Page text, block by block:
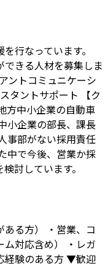
行なっています。
きる人材を募集しま
ントコミュニケーシ
タントサポート 【ク
方中小企業の自動車
小企業の部長、課長
事部がない採用責任
中で今後、営業か採
討しています。
る方） ・営業、コ
ム対応含め） ・レガ
経験のある方 ▼歓迎